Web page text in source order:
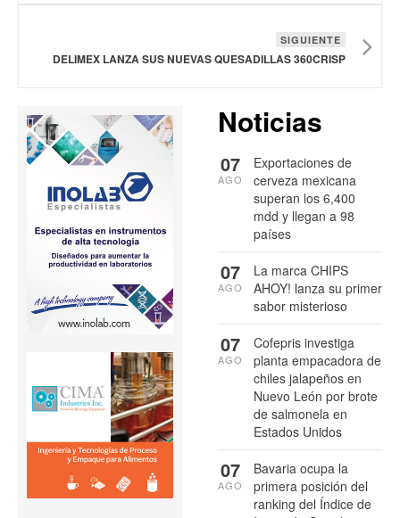
SIGUIENTE
DELIMEX LANZA SUS NUEVAS QUESADILLAS 360CRISP
Noticias
Exportaciones de
cerveza mexicana
superan los 6,400
mdd y llegan a 98
países
07
AGO
La marca CHIPS
AHOY! lanza su primer
sabor misterioso
07
AGO
Cofepris investiga
planta empacadora de
chiles jalapeños en
Nuevo León por brote
de salmonela en
Estados Unidos
07
AGO
Bavaria ocupa la
primera posición del
ranking del Índice de
07
AGO